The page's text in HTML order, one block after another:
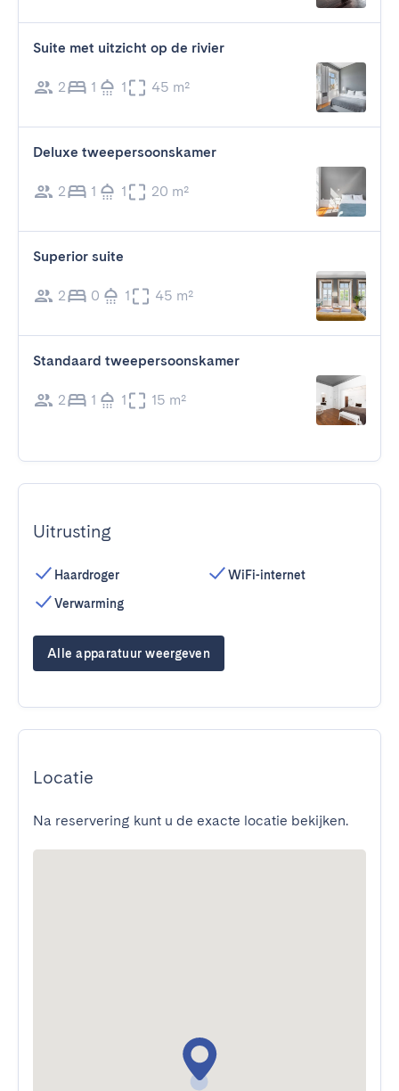
Suite met uitzicht op de rivier
2 1 1 45 m²
Deluxe tweepersoonskamer
2 1 1 20 m²
Superior suite
2 0 1 45 m²
Standaard tweepersoonskamer
2 1 1 15 m²
Uitrusting
Haardroger
Verwarming
WiFi-internet
Alle apparatuur weergeven
Locatie
Na reservering kunt u de exacte locatie bekijken.